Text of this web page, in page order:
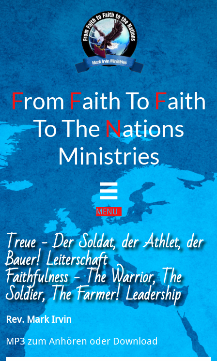
From Faith ToFaith
To TheNations
​Ministries

MENU​
Treue - Der Soldat, der Athlet, der
Bauer! Leiterschaft
Faithfulness - The Warrior, The
Soldier, The Farmer! Leadership
Rev. Mark Irvin
MP3 zum Anhören oder Download​​​​​​​​​​​​​​​​​​​